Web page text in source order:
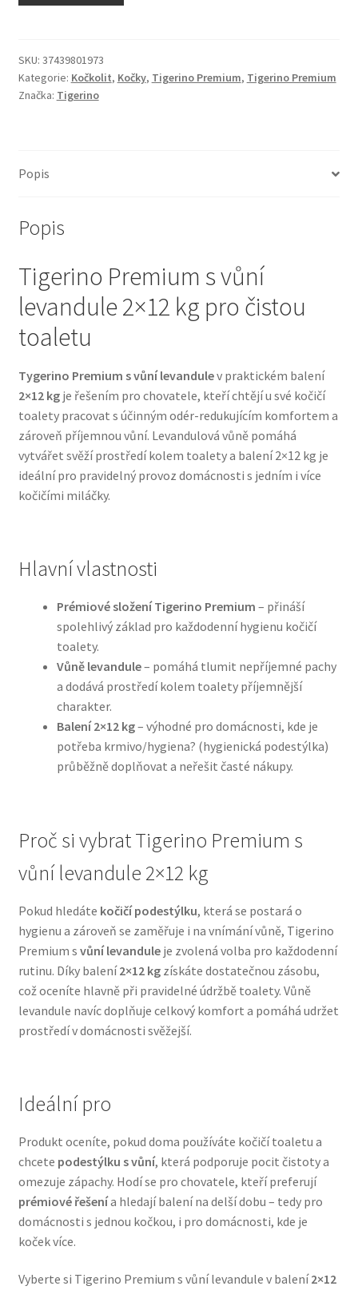
Odpočívadla pro kočky
Pamlsky pro kočky
Škrabadla pro kočky
Veterinární dieta pro kočky
Vše pro psy — Krmivo, doplňky, vybavení
Bozita pro psy — Švédské krmivo s nordickou kvalitou
Brit pro psy
Granule pro psy
Hill’s pro psy
Hračky pro psy
Konzervy a kapsičky pro psy
N&D Farmina pro psy — Italské holistic krmivo
Pamlsky pro psy
Pelíšky pro psy
Ortopedické pelíšky
Přepravky pro psy
Purizon pro psy — Vysoký obsah masa, bez obilovin
Veterinární dieta pro psy
Vodítka a obojky
Wolf of Wilderness
SKU: 37439801973
Kategorie: Kočkolit, Kočky, Tigerino Premium, Tigerino Premium
Značka: Tigerino
Popis
Popis
Tigerino Premium s vůní
levandule 2×12 kg pro čistou
toaletu
Tygerino Premium s vůní levandulev praktickém balení
2×12 kgje řešením pro chovatele, kteří chtějí u své kočičí
toalety pracovat s účinným odér-redukujícím komfortem a
zároveň příjemnou vůní. Levandulová vůně pomáhá
vytvářet svěží prostředí kolem toalety a balení 2×12 kg je
ideální pro pravidelný provoz domácnosti s jedním i více
kočičími miláčky.
Hlavní vlastnosti
Prémiové složení Tigerino Premium – přináší
spolehlivý základ pro každodenní hygienu kočičí
toalety.
Vůně levandule– pomáhá tlumit nepříjemné pachy
a dodává prostředí kolem toalety příjemnější
charakter.
Balení 2×12 kg– výhodné pro domácnosti, kde je
potřeba krmivo/hygiena? (hygienická podestýlka)
průběžně doplňovat a neřešit časté nákupy.
Proč si vybrat Tigerino Premium s
vůní levandule 2×12 kg
Pokud hledáte kočičí podestýlku, která se postará o
hygienu a zároveň se zaměřuje i na vnímání vůně, Tigerino
Premium s vůní levanduleje zvolená volba pro každodenní
rutinu. Díky balení2×12 kgzískáte dostatečnou zásobu,
což oceníte hlavně při pravidelné údržbě toalety. Vůně
levandule navíc doplňuje celkový komfort a pomáhá udržet
prostředí v domácnosti svěžejší.
Ideální pro
Produkt oceníte, pokud doma používáte kočičí toaletu a
chcete podestýlku s vůní, která podporuje pocit čistoty a
omezuje zápachy. Hodí se pro chovatele, kteří preferují
prémiové řešenía hledají balení na delší dobu – tedy pro
domácnosti s jednou kočkou, i pro domácnosti, kde je
koček více.
Vyberte si Tigerino Premium s vůní levandule v balení2×12